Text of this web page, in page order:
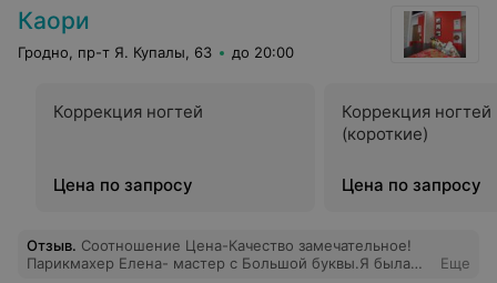
Каори
Гродно, пр-т Я. Купалы, 63 до 20:00
Коррекция ногтей
Цена по запросу
Коррекция
(короткие)
Цена по запросу
Отзыв. Соотношение Цена-Качество замечательное!
Парикмахер Елена- мастер с Большой буквы.Я была
Еще